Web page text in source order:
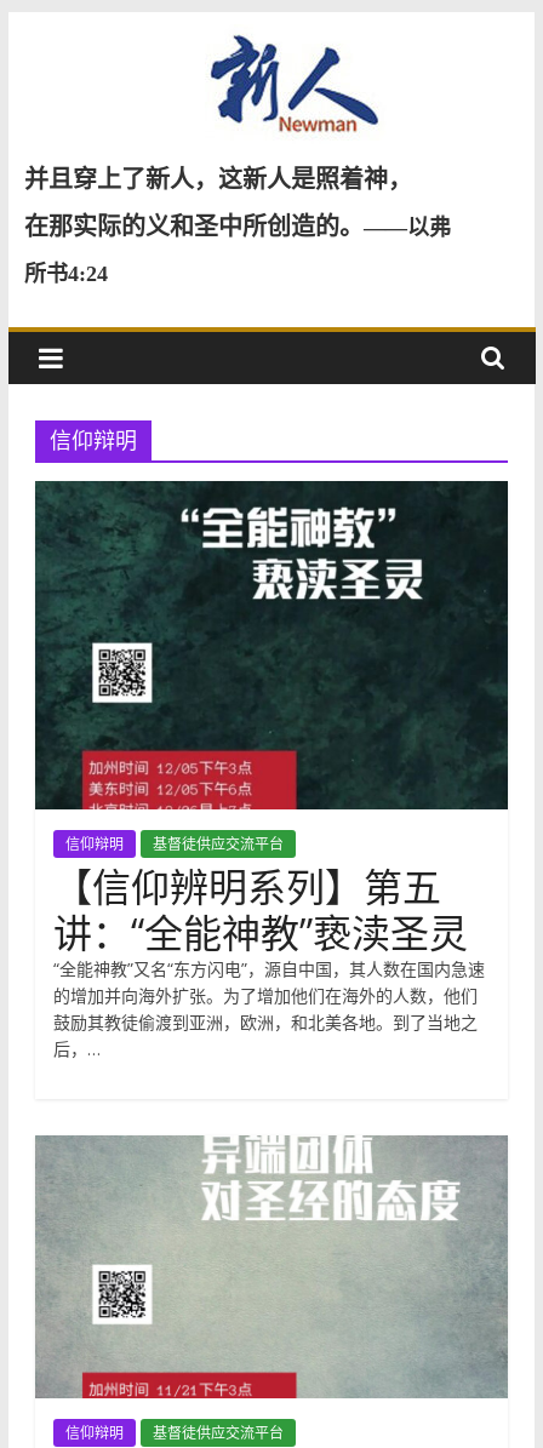
新
人
并且穿上了新人，这新人是照着神，
在那实际的义和圣中所创造的。——以弗
所书4:24
信仰辩明
信仰辩明 基督徒供应交流平台
【信仰辨明系列】第五
讲：“全能神教”亵渎圣灵
“全能神教”又名“东方闪电”，源自中国，其人数在国内急速
的增加并向海外扩张。为了增加他们在海外的人数，他们
鼓励其教徒偷渡到亚洲，欧洲，和北美各地。到了当地之
后，…
信仰辩明 基督徒供应交流平台